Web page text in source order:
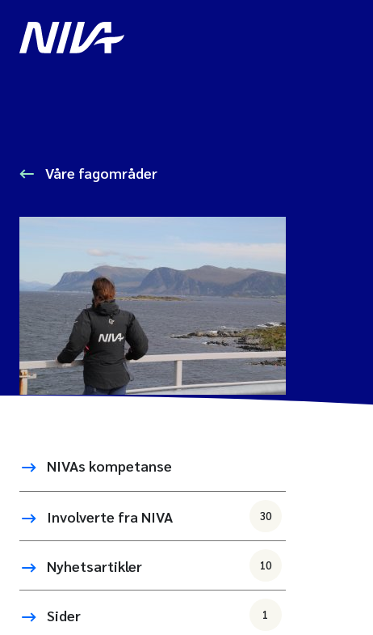
Våre fagområder
NIVAs kompetanse
Involverte fra NIVA 30
Nyhetsartikler 10
Sider 1